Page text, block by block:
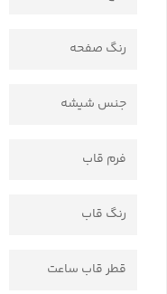
رنگ صفحه
جنس شیشه
فرم قاب
رنگ قاب
قطر قاب ساعت